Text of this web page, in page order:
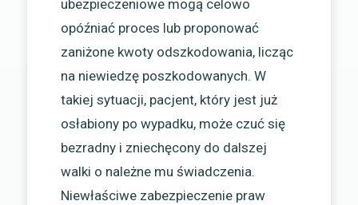
ubezpieczeniowe mogą celowo
opóźniać proces lub proponować
zaniżone kwoty odszkodowania, licząc
na niewiedzę poszkodowanych. W
takiej sytuacji, pacjent, który jest już
osłabiony po wypadku, może czuć się
bezradny i zniechęcony do dalszej
walki o należne mu świadczenia.
Niewłaściwe zabezpieczenie praw